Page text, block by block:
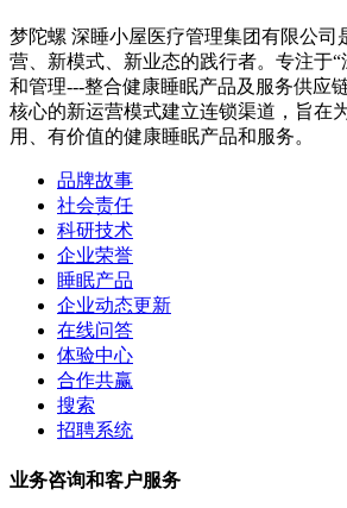
梦陀螺 深睡小屋医疗管理集团有限公司
营、新模式、新业态的践行者。专注于
和管理---整合健康睡眠产品及服务供应
核心的新运营模式建立连锁渠道，旨在
用、有价值的健康睡眠产品和服务。
品牌故事
社会责任
科研技术
企业荣誉
睡眠产品
企业动态更新
在线问答
体验中心
合作共赢
搜索
招聘系统
业务咨询和客户服务